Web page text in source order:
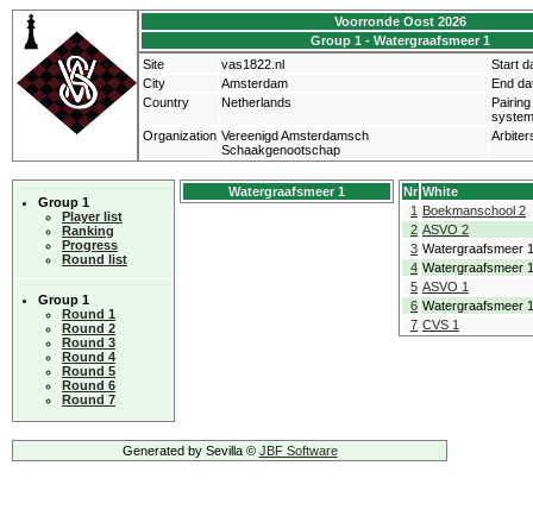
Voorronde Oost 2026
Group 1 - Watergraafsmeer 1
Site
vas1822.nl
Start
City
Amsterdam
End
Country
Netherlands
Pairing
system
Organization Vereenigd Amsterdamsch
Schaakgenootschap
Group 1
Player list
Ranking
Progress
Round list
Group 1
Round 1
Round 2
Round 3
Round 4
Round 5
Round 6
Round 7
Watergraafsmeer 1 Nr White
1 Boekmanschool 2
2 ASVO 2
3 Watergraafsmeer 1
4 Watergraafsmeer 1
5 ASVO 1
6 Watergraafsmeer 1
7 CVS 1
Generated by Sevilla © JBF Software